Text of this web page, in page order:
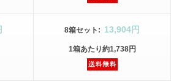
8箱セット : 13,904円
1箱あたり約1,738円